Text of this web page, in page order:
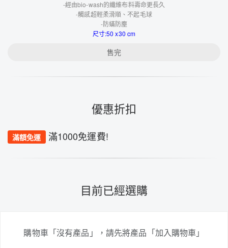
-經由bio-wash的纖維布料壽命更長久
-觸感超輕柔滑順、不起毛球
-防蟎防塵
尺寸:50 x30 cm
售完
優惠折扣
滿額免運 滿1000免運費!
目前已經選購
購物車「沒有產品」，請先將產品「加入購物車」